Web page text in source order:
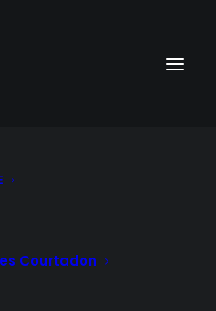
Courtadon